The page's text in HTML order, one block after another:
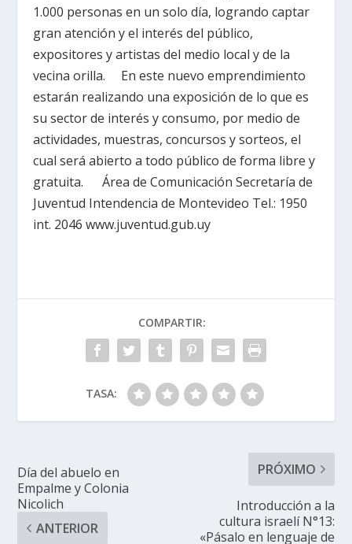
1.000 personas en un solo día, logrando captar
gran atención y el interés del público,
expositores y artistas del medio local y de la
vecina orilla. En este nuevo emprendimiento
estarán realizando una exposición de lo que es
su sector de interés y consumo, por medio de
actividades, muestras, concursos y sorteos, el
cual será abierto a todo público de forma libre y
gratuita. Área de Comunicación Secretaría de
Juventud Intendencia de Montevideo Tel.: 1950
int. 2046 www.juventud.gub.uy
COMPARTIR:
TASA:
Día del abuelo en
Empalme y Colonia
Nicolich
ANTERIOR
PRÓXIMO
Introducción a la
cultura israelí N°13:
«Pásalo en lenguaje de